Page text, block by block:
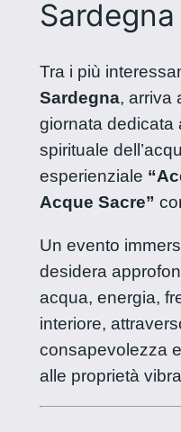
Sardegna
Tra i più
Sardegna, arriva
giornata dedicata
spirituale
esperienziale
Acque Sacre”
Un evento
desidera
acqua, energia,
interiore,
consapevolezza
alle proprietà